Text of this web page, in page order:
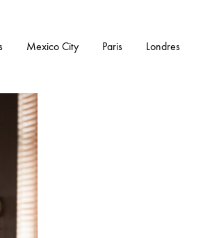
Mexico City Paris Londres